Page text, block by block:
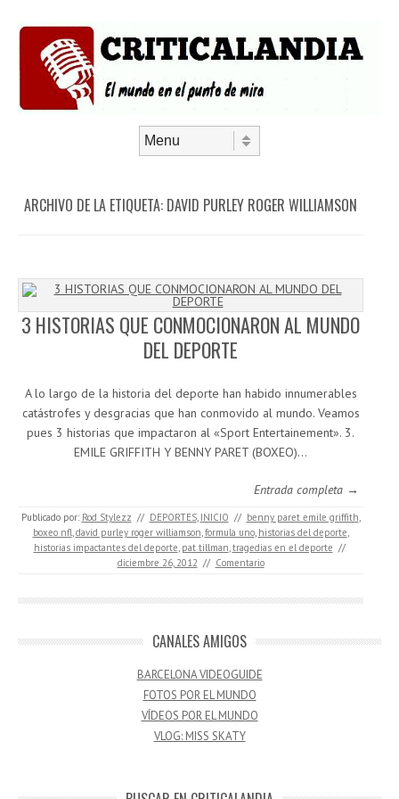
ARCHIVO DE LA ETIQUETA: DAVID PURLEY ROGER WILLIAMSON
3 HISTORIAS QUE CONMOCIONARON AL MUNDO
DEL DEPORTE
A lo largo de la historia del deporte han habido innumerables
catástrofes y desgracias que han conmovido al mundo. Veamos
pues 3 historias que impactaron al «Sport Entertainement». 3.
EMILE GRIFFITH Y BENNY PARET (BOXEO)…
Entrada completa →
Publicado por: Rod Stylezz // DEPORTES, INICIO // benny paret emile griffith,
boxeo nfl,david purley roger williamson,formula uno, historias del deporte,
historias impactantes del deporte, pat tillman,tragedias en el deporte //
diciembre 26, 2012 // Comentario
CANALES AMIGOS
BARCELONA VIDEOGUIDE
FOTOS POR EL MUNDO
VÍDEOS POR EL MUNDO
VLOG: MISS SKATY